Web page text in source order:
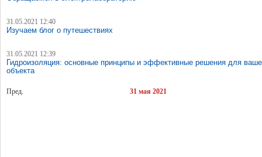
31.05.2021 12:40
Изучаем блог о путешествиях
31.05.2021 12:39
Гидроизоляция: основные принципы и эффективные решения для
объекта
Пред. 31 мая 2021